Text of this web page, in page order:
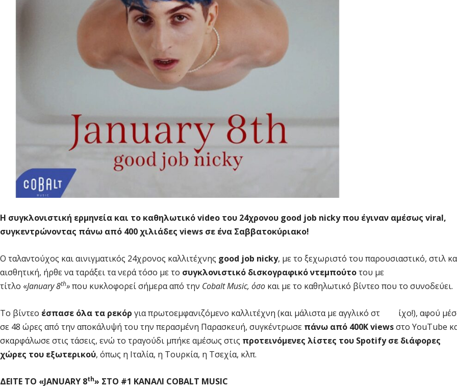
Η συγκλονιστική ερμηνεία και το καθηλωτικόvideo του 24χρονου good job nickyπου έγιναν αμέσως viral,
συγκεντρώνοντας πάνω από 400 χιλιάδες views σε ένα Σαββατοκύριακο!
O ταλαντούχος και αινιγματικός 24χρονος καλλιτέχνης good job nicky, με το ξεχωριστό του παρουσιαστικό, στιλ
αισθητική, ήρθε να ταράξει τα νερά τόσο με το συγκλονιστικό δισκογραφικό ντεμπούτοτου με
τίτλο «January8th»που κυκλοφορεί σήμερα από την Cobalt Music, όσο και με το καθηλωτικό βίντεο που το συνοδεύει.
Το βίντεο έσπασε όλα τα ρεκόρ για πρωτοεμφανιζόμενο καλλιτέχνη (και μάλιστα με αγγλικό στ ίχο!), αφού
σε 48 ώρες από την αποκάλυψή του την περασμένη Παρασκευή, συγκέντρωσε πάνω από 400Κviewsστο YouTube
σκαρφάλωσε στις τάσεις, ενώ το τραγούδι μπήκε αμέσως στις προτεινόμενες λίστες του Spotifyσε διάφορες
χώρες του εξωτερικού, όπως η Ιταλία, η Τουρκία, η Τσεχία, κλπ.
ΔΕΙΤΕ ΤΟ «JANUARY 8th» ΣΤΟ #1 ΚΑΝΑΛΙ COBALT MUSIC